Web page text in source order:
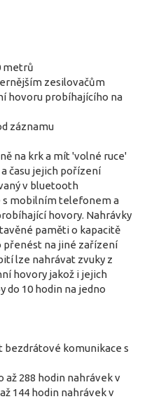
metrů
zesilovačům
hovoru probíhajícího na
záznamu
na krk a mít 'volné ruce'
času jejich pořízení
v bluetooth
s mobilním telefonem a
hovory. Nahrávky
paměti o kapacitě
přenést na jiné zařízení
lze nahrávat zvuky z
hovory jakož i jejich
do 10 hodin na jedno
komunikace s
až 288 hodin nahrávek v
144 hodin nahrávek v